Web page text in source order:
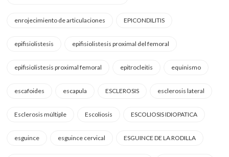
enrojecimiento de articulaciones EPICONDILITIS
epifisiolistesis epifisiolistesis proximal del femoral
epifisiolistesis proximal femoral epitrocleitis equinismo
escafoides escapula ESCLEROSIS esclerosis lateral
Esclerosis múltiple Escoliosis ESCOLIOSIS IDIOPATICA
esguince esguince cervical ESGUINCE DE LA RODILLA